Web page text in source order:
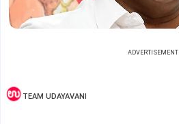
ADVERTISEMENT
TEAM UDAYAVANI